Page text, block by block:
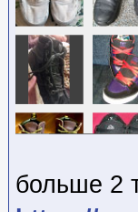
больше 2